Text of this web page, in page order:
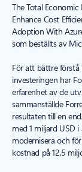
The Total
Enhance Cost
Adoption With
som beställts av
För att bättre förstå
investeringen har
erfarenhet av de
sammanställde
resultaten till en
med 1 miljard USD
modernisera och
kostnad på 12,5